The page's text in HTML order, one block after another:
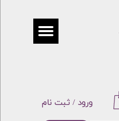
ورود / ثبت نام